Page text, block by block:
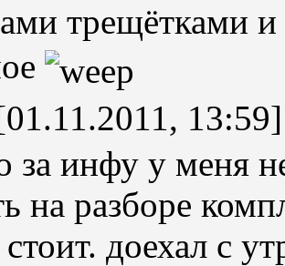
трещётками
13:59]
за инфу у меня
на разборе
стоит. доехал с